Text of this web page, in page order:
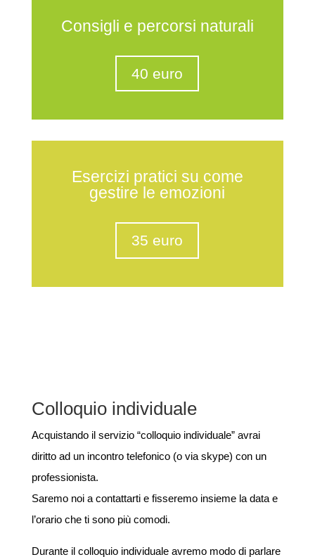
Consigli e percorsi naturali
40 euro
Esercizi pratici su come
gestire le emozioni
35 euro
Colloquio individuale
Acquistando il servizio “colloquio individuale” avrai
diritto ad un incontro telefonico (o via skype) con un
professionista.
Saremo noi a contattarti e fisseremo insieme la data e
l’orario che ti sono più comodi.
Durante il colloquio individuale avremo modo di parlare